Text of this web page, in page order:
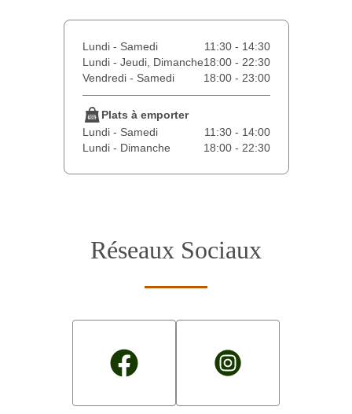
Lundi - Samedi
11:30 - 14:30
Lundi - Jeudi, Dimanche18:00 - 22:30
Vendredi - Samedi
18:00 - 23:00
Plats à emporter
Lundi - Samedi
11:30 - 14:00
Lundi - Dimanche
18:00 - 22:30
Réseaux Sociaux